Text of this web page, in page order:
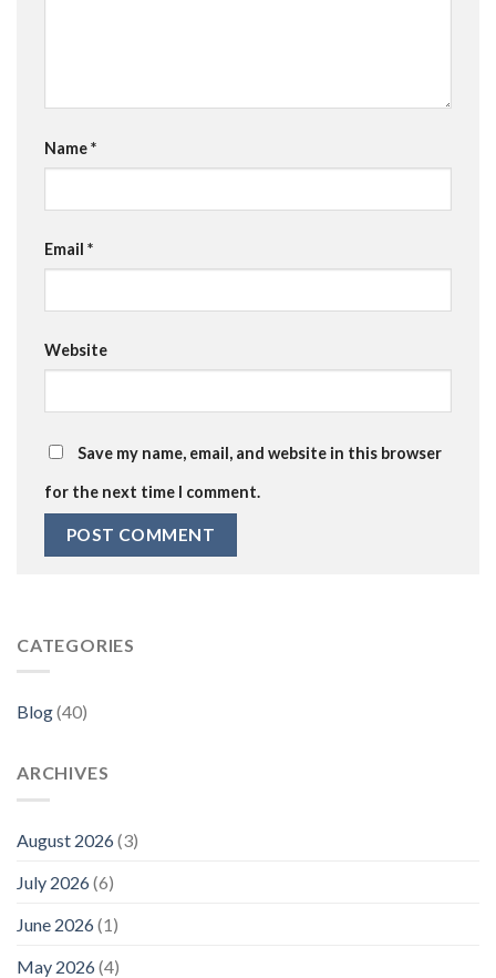
Name*
Email *
Website
Save my name, email, and website in this browser
for the next time I comment.
CATEGORIES
Blog(40)
ARCHIVES
August 2026(3)
July 2026(6)
June 2026(1)
May 2026(4)